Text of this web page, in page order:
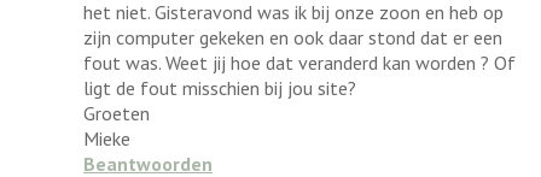
het niet. Gisteravond was ik bij onze zoon en heb op
zijn computer gekeken en ook daar stond dat er een
fout was. Weet jij hoe dat veranderd kan worden ? Of
ligt de fout misschien bij jou site?
Groeten
Mieke
Beantwoorden